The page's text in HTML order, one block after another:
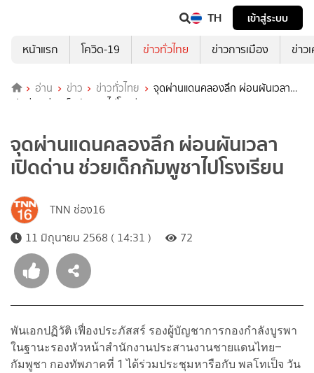
TH
เข้าสู่ระบบ
หน้าแรก
โควิด-19 ข่าวทั่วไทย ข่าวการเมือง ข่าว
อ่าน ข่าว ข่าวทั่วไทย
จุดผ่านแดนคลองลึก ผ่อนผันเวลา
เปิดด่าน ช่วยเด็กกัมพูชาไปโรงเรียน
จุดผ่านแดนคลองลึก ผ่อนผันเวลา
เปิดด่าน ช่วยเด็กกัมพูชาไปโรงเรียน
TNN ช่อง16
11 มิถุนายน 2568 ( 14:31 )
72
พันเอกปฏิวัติ เฟื่องประภัสสร์ รองผู้บัญชาการกองกำลังบูรพา
ในฐานะรองหัวหน้าสำนักงานประสานงานชายแดนไทย–
กัมพูชา กองทัพภาคที่ 1 ได้ร่วมประชุมหารือกับ พลโทเป็จ วัน